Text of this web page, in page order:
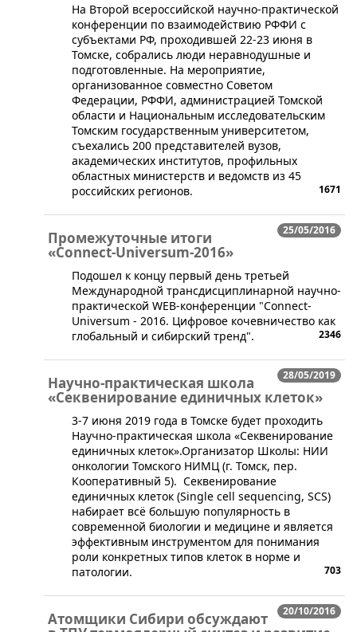
​На Второй всероссийской научно-практической
конференции по взаимодействию РФФИ с
субъектами РФ, проходившей 22-23 июня в
Томске, собрались люди неравнодушные и
подготовленные. На мероприятие,
организованное совместно Советом
Федерации, РФФИ, администрацией Томской
области и Национальным исследовательским
Томским государственным университетом,
съехались 200 представителей вузов,
академических институтов, профильных
областных министерств и ведомств из 45
российских регионов.
1671
25/05/2016
Промежуточные итоги
«Connect-Universum-2016»
​Подошел к концу первый день третьей
Международной трансдисциплинарной научно-
практической WEB-конференции "Connect-
Universum - 2016. Цифровое кочевничество как
глобальный и сибирский тренд".
2346
28/05/2019
Научно-практическая школа
«Секвенирование единичных клеток»
3-7 июня 2019 года в Томске будет проходить
Научно-практическая школа «Секвенирование
единичных клеток».Организатор Школы: НИИ
онкологии Томского НИМЦ (г. Томск, пер.
Кооперативный 5). Секвенирование
единичных клеток (Single cell sequencing, SCS)
набирает всё большую популярность в
современной биологии и медицине и является
эффективным инструментом для понимания
роли конкретных типов клеток в норме и
патологии.
703
20/10/2016
Атомщики Сибири обсуждают